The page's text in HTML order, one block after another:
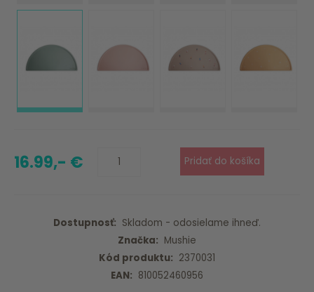
16.99,- €
Dostupnosť: Skladom - odosielame ihneď.
Značka: Mushie
Kód produktu: 2370031
EAN: 810052460956